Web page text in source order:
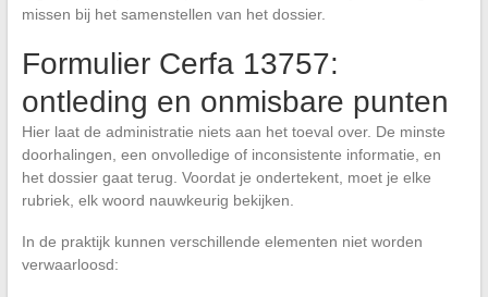
missen bij het samenstellen van het dossier.
Formulier Cerfa 13757:
ontleding en onmisbare punten
Hier laat de administratie niets aan het toeval over. De minste
doorhalingen, een onvolledige of inconsistente informatie, en
het dossier gaat terug. Voordat je ondertekent, moet je elke
rubriek, elk woord nauwkeurig bekijken.
In de praktijk kunnen verschillende elementen niet worden
verwaarloosd: